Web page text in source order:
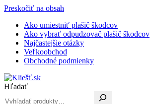
Preskočiť na obsah
Ako umiestniť plašič škodcov
Ako vybrať odpudzovač plašič škodcov
Najčastejšie otázky
Veľkoobchod
Obchodné podmienky
Hľadať